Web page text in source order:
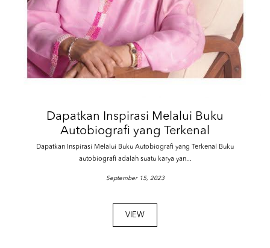
Dapatkan Inspirasi Melalui Buku
Autobiografi yang Terkenal
Dapatkan Inspirasi Melalui Buku Autobiografi yang Terkenal Buku
autobiografi adalah suatu karya yan...
September 15, 2023
VIEW